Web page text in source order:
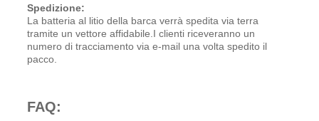
Spedizione:
La batteria al litio della barca verrà spedita via terra
tramite un vettore affidabile.I clienti riceveranno un
numero di tracciamento via e-mail una volta spedito il
pacco.
FAQ: